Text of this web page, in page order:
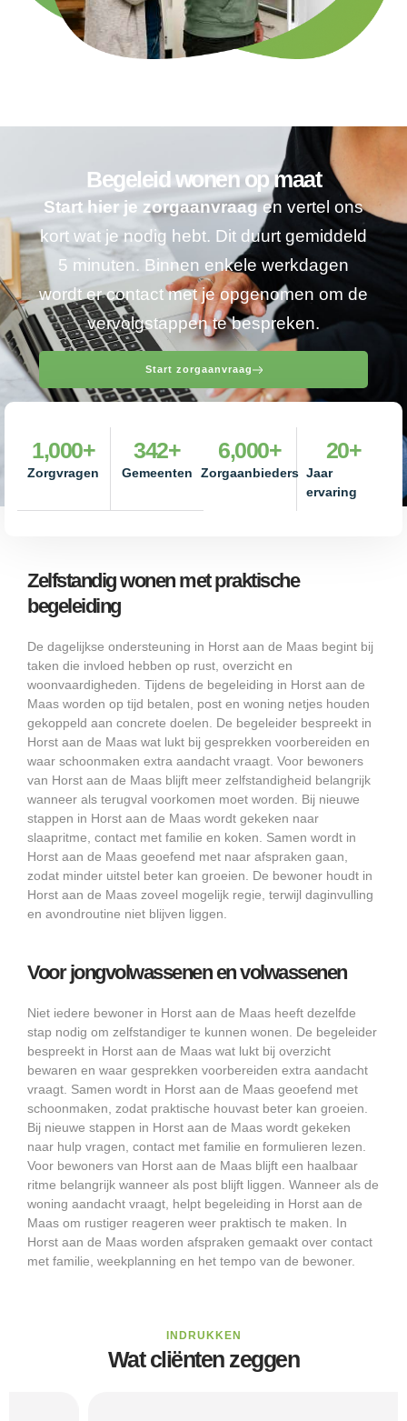
Begeleid wonen op maat
Start hier je zorgaanvraagen vertel ons
kort wat je nodig hebt. Dit duurt gemiddeld
5 minuten. Binnen enkele werkdagen
wordt er contact met je opgenomen om de
vervolgstappen te bespreken.
Start zorgaanvraag
Zorgvragen
1,000+
Gemeenten
342+
Zorgaanbieders
6,000+
Jaar
ervaring
20+
Zelfstandig wonen met praktische
begeleiding
De dagelijkse ondersteuning in Horst aan de Maas begint bij
taken die invloed hebben op rust, overzicht en
woonvaardigheden. Tijdens de begeleiding in Horst aan de
Maas worden op tijd betalen, post en woning netjes houden
gekoppeld aan concrete doelen. De begeleider bespreekt in
Horst aan de Maas wat lukt bij gesprekken voorbereiden en
waar schoonmaken extra aandacht vraagt. Voor bewoners
van Horst aan de Maas blijft meer zelfstandigheid belangrijk
wanneer als terugval voorkomen moet worden. Bij nieuwe
stappen in Horst aan de Maas wordt gekeken naar
slaapritme, contact met familie en koken. Samen wordt in
Horst aan de Maas geoefend met naar afspraken gaan,
zodat minder uitstel beter kan groeien. De bewoner houdt in
Horst aan de Maas zoveel mogelijk regie, terwijl daginvulling
en avondroutine niet blijven liggen.
Voor jongvolwassenen en volwassenen
Niet iedere bewoner in Horst aan de Maas heeft dezelfde
stap nodig om zelfstandiger te kunnen wonen. De begeleider
bespreekt in Horst aan de Maas wat lukt bij overzicht
bewaren en waar gesprekken voorbereiden extra aandacht
vraagt. Samen wordt in Horst aan de Maas geoefend met
schoonmaken, zodat praktische houvast beter kan groeien.
Bij nieuwe stappen in Horst aan de Maas wordt gekeken
naar hulp vragen, contact met familie en formulieren lezen.
Voor bewoners van Horst aan de Maas blijft een haalbaar
ritme belangrijk wanneer als post blijft liggen. Wanneer als de
woning aandacht vraagt, helpt begeleiding in Horst aan de
Maas om rustiger reageren weer praktisch te maken. In
Horst aan de Maas worden afspraken gemaakt over contact
met familie, weekplanning en het tempo van de bewoner.
INDRUKKEN
Wat cliënten zeggen